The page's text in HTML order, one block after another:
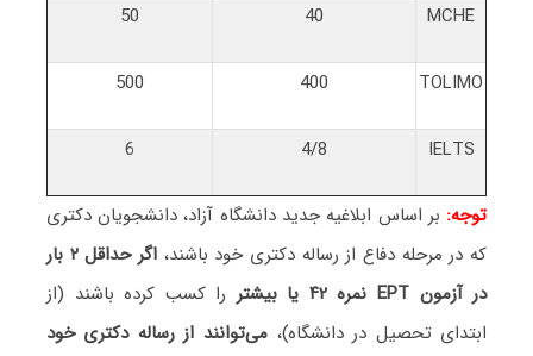
MCHE
40
50
TOLIMO
400
500
IELTS
4/8
6
توجه: بر اساس ابلاغیه جدید دانشگاه آزاد، دانشجویان دکتری
که در مرحله دفاع از رساله دکتری خود باشند،
اگر حداقل ۲ بار
در آزمون EPT
نمره ۴۲ یا بیشتر
را کسب کرده باشند (از
ابتدای تحصیل در دانشگاه)، می‌توانند از رساله دکتری خود